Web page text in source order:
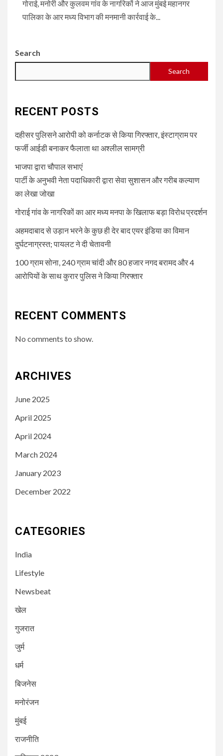
गोराई, मनोरी और कुलवम गांव के नागरिकों ने आज मुंबई महानगर
पालिका के आर मध्य विभाग की मनमानी कार्रवाई के...
Search
Search
RECENT POSTS
दहीसर पुलिसने आरोपी को कर्नाटक से किया गिरफ्तार, इंस्टाग्राम पर
फर्जी आईडी बनाकर फैलाता था अश्लील सामग्री
भाजपा द्वारा चौपाल सभाएं
पार्टी के अनुभवी नेता पदाधिकारी द्वारा सेवा सुशासन और गरीब कल्याण
का लेखा जोखा
गोराई गांव के नागरिकों का आर मध्य मनपा के खिलाफ बड़ा विरोध प्रदर्शन
अहमदाबाद से उड़ान भरने के कुछ ही देर बाद एयर इंडिया का विमान
दुर्घटनाग्रस्त; पायलट ने दी चेतावनी
100 ग्राम सोना, 240 ग्राम चांदी और 80 हजार नगद बरामद और 4
आरोपियों के साथ कुरार पुलिस ने किया गिरफ्तार
RECENT COMMENTS
No comments to show.
ARCHIVES
June 2025
April 2025
April 2024
March 2024
January 2023
December 2022
CATEGORIES
India
Lifestyle
Newsbeat
खेल
गुजरात
जुर्म
धर्म
बिजनेस
मनोरंजन
मुंबई
राजनीति
3